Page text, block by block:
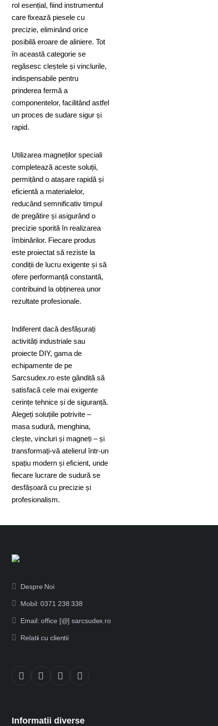
rol esențial, fiind instrumentul
care fixează piesele cu
precizie, eliminând orice
posibilă eroare de aliniere. Tot
în această categorie se
regăsesc cleștele și vinclurile,
indispensabile pentru
prinderea fermă a
componentelor, facilitând astfel
un proces de sudare sigur și
rapid.
Utilizarea magneților speciali
completează aceste soluții,
permițând o atașare rapidă și
eficientă a materialelor,
reducând semnificativ timpul
de pregătire și asigurând o
precizie sporită în realizarea
îmbinărilor. Fiecare produs
este proiectat să reziste la
condiții de lucru exigente și să
ofere performanță constantă,
contribuind la obținerea unor
rezultate profesionale.
Indiferent dacă desfășurați
activități industriale sau
proiecte DIY, gama de
echipamente de pe
Sarcsudex.ro este gândită să
satisfacă cele mai exigente
cerințe tehnice și de siguranță.
Alegeți soluțiile potrivite –
masa sudură, menghina,
clește, vincluri și magneți – și
transformați-vă atelierul într-un
spațiu modern și eficient, unde
fiecare lucrare de sudură se
desfășoară cu precizie și
profesionalism.
Despre Noi
Mobil: 0371 238 338
Email: office [@] sarcsudex.ro
Relatii cu clientii
Informatii diverse